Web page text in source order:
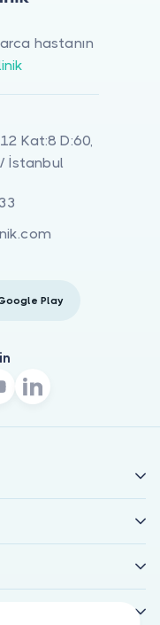
hastanın
Kat:8 D:60,
İstanbul
Play